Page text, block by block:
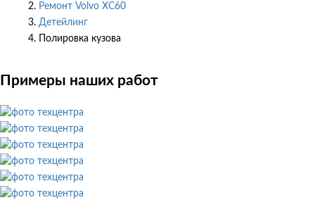
Ремонт Volvo XC60
Детейлинг
Полировка кузова
Примеры наших работ